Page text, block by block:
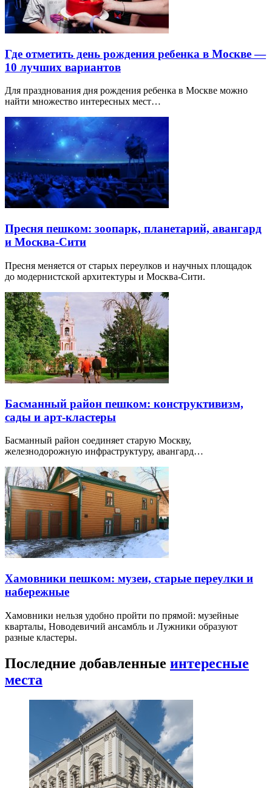
Где отметить день рождения ребенка в Москве —
10 лучших вариантов
Для празднования дня рождения ребенка в Москве можно
найти множество интересных мест…
Пресня пешком: зоопарк, планетарий, авангард
и Москва-Сити
Пресня меняется от старых переулков и научных площадок
до модернистской архитектуры и Москва-Сити.
Басманный район пешком: конструктивизм,
сады и арт-кластеры
Басманный район соединяет старую Москву,
железнодорожную инфраструктуру, авангард…
Хамовники пешком: музеи, старые переулки и
набережные
Хамовники нельзя удобно пройти по прямой: музейные
кварталы, Новодевичий ансамбль и Лужники образуют
разные кластеры.
Последние добавленные интересные
места